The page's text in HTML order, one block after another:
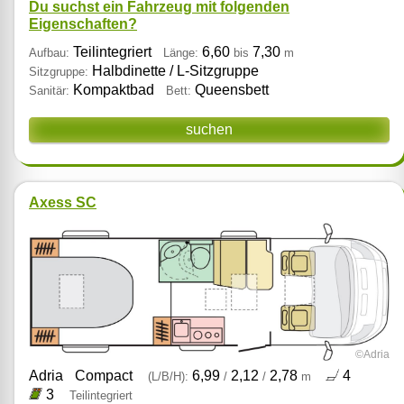
Du suchst ein Fahrzeug mit folgenden
Eigenschaften?
Aufbau: Teilintegriert Länge: 6,60 bis 7,30 m
Sitzgruppe: Halbdinette / L‑Sitzgruppe
Sanitär: Kompaktbad Bett: Queensbett
suchen
Axess SC
©Adria
Adria Compact (L/B/H): 6,99 /2,12 /2,78 m
4
3
Teilintegriert